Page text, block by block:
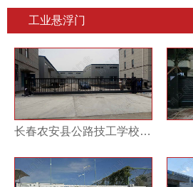
工业悬浮门
长春农安县公路技工学校附近